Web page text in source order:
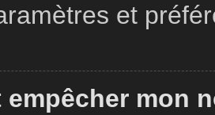
et
empêcher mon